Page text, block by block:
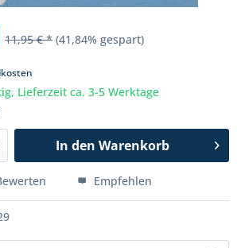
11,95 € * (41,84% gespart)
Lieferzeit ca. 3-5 Werktage
In den Warenkorb
Empfehlen